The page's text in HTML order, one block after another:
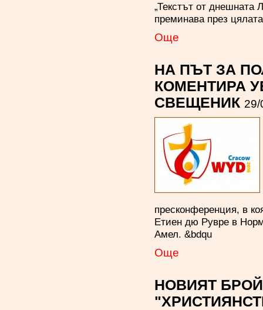
„Текстът от днешната
преминава през
Oще
НА ПЪТ ЗА
КОМЕНТИРА
СВЕЩЕНИК 29/
пресконференция, в
Етиен дю Рувре в
Амел. &bdqu
Oще
НОВИЯТ